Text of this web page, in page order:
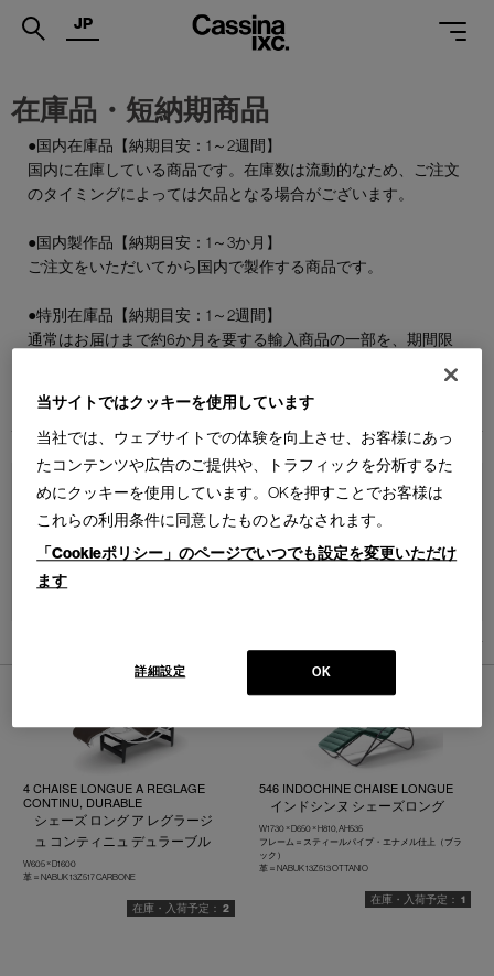
.
SERVICES
MAGAZINE
SUPPORT
SHOPS
CATALOGUES
PROFESSIONAL
ONLINE STORE お問合せ
JP
在庫品・短納期商品
●国内在庫品【納期目安：1～2週間】
国内に在庫している商品です。在庫数は流動的なため、ご注文
のタイミングによっては欠品となる場合がございます。
●国内製作品【納期目安：1～3か月】
ご注文をいただいてから国内で製作する商品です。
●特別在庫品【納期目安：1～2週間】
通常はお届けまで約6か月を要する輸入商品の一部を、期間限
定で国内在庫としてご用意しております。数量限定のため、な
並べ替え：
件あります
4 CHAISE LONGUE A REGLAGE
CONTINU, DURABLE
シェーズ ロング ア レグラージ
ュ コンティニュ デュラーブル
W605 × D1600
革＝NABUK 13Z517 CARBONE
2
546 INDOCHINE CHAISE LONGUE
インドシンヌ シェーズロング
W1730 × D650 × H810, AH535
フレーム＝スティールパイプ・エナメル仕上（ブラ
ック）
革＝NABUK 13Z513 OTTANIO
1
当サイトではクッキーを使用しています
当社では、ウェブサイトでの体験を向上させ、お客様にあっ
たコンテンツや広告のご提供や、トラフィックを分析するた
めにクッキーを使用しています。OKを押すことでお客様は
これらの利用条件に同意したものとみなされます。
「Cookieポリシー」のページでいつでも設定を変更いただけ
ます
OK
詳細設定